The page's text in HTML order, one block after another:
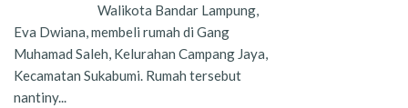
Walikota Bandar Lampung,
Eva Dwiana, membeli rumah di Gang
Muhamad Saleh, Kelurahan Campang Jaya,
Kecamatan Sukabumi. Rumah tersebut
nantiny...